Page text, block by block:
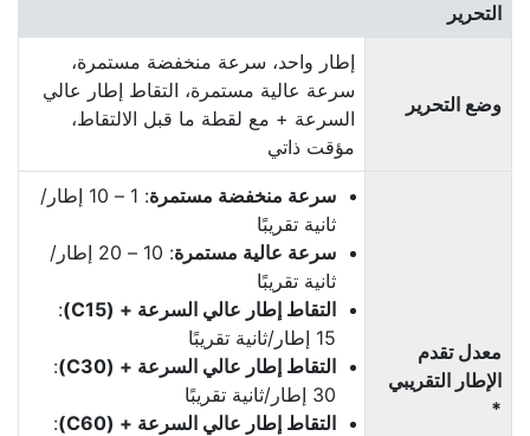
التحرير
وضع التحرير
إطار واحد، سرعة منخفضة مستمرة،
سرعة عالية مستمرة، التقاط إطار عالي
السرعة + مع لقطة ما قبل الالتقاط،
مؤقت ذاتي
معدل تقدم
الإطار التقريبي
*
سرعة منخفضة مستمرة
: 1 – 10 إطار/
ثانية تقريبًا
سرعة عالية مستمرة
: 10 – 20 إطار/
ثانية تقريبًا
التقاط إطار عالي السرعة + (C15)
‏:
15 إطار/ثانية تقريبًا
التقاط إطار عالي السرعة + (C30)
‏:
30 إطار/ثانية تقريبًا
التقاط إطار عالي السرعة + (C60)
‏: